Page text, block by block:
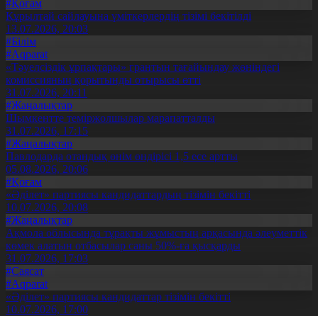
#Қоғам
Құрылтай сайлауына үміткерлердің тізімі бекітілді
13.07.2026, 20:03
#Білім
#Aqparat
«Тәуелсіздік ұрпақтары» грантын тағайындау жөніндегі
комиссияның қорытынды отырысы өтті
31.07.2026, 20:11
#Жаңалықтар
Шымкентте теміржолшылар марапатталды
31.07.2026, 17:15
#Жаңалықтар
Павлодарда отандық өнім өндірісі 1,5 есе артты
05.08.2026, 20:06
#Қоғам
«Әділет» партиясы кандидаттардың тізімін бекітті
10.07.2026, 20:08
#Жаңалықтар
Ақмола облысында тұрақты жұмыстың арқасында әлеуметтік
көмек алатын отбасылар саны 50%-ға қысқарды
31.07.2026, 17:03
#Саясат
#Aqparat
«Әділет» партиясы кандидаттар тізімін бекітті
10.07.2026, 17:00